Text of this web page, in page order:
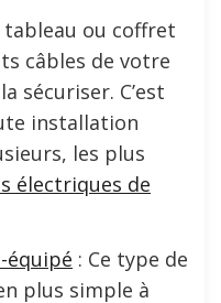
tableau ou coffret
câbles de votre
sécuriser. C’est
installation
les plus
électriques de
équipé : Ce type de
plus simple à